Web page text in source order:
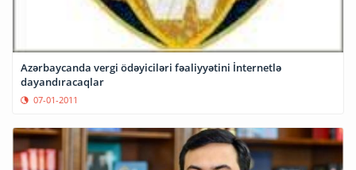
Azərbaycanda vergi ödəyiciləri fəaliyyətini İnternetlə
dayandıracaqlar
07-01-2011